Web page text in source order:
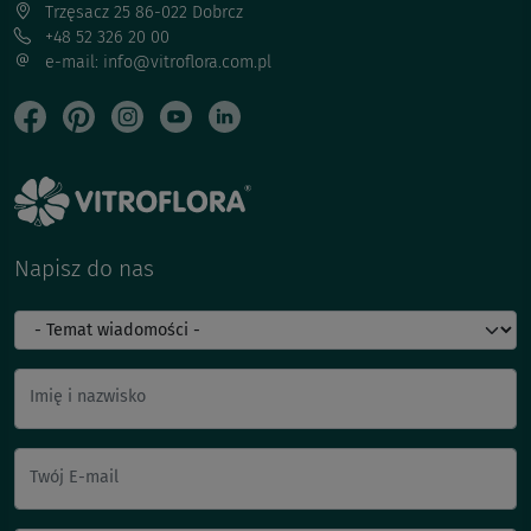
Trzęsacz 25 86-022 Dobrcz
+48 52 326 20 00
e-mail: info@vitroflora.com.pl
Napisz do nas
Imię i nazwisko
Twój E-mail